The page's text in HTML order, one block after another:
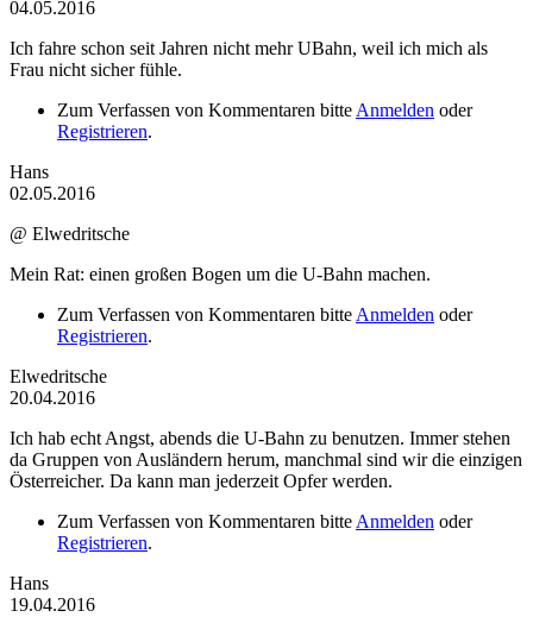
04.05.2016
Ich fahre schon seit Jahren nicht mehr UBahn, weil ich mich als
Frau nicht sicher fühle.
Zum Verfassen von Kommentaren bitte Anmelden oder
Registrieren.
Hans
02.05.2016
@ Elwedritsche
Mein Rat: einen großen Bogen um die U-Bahn machen.
Zum Verfassen von Kommentaren bitte Anmelden oder
Registrieren.
Elwedritsche
20.04.2016
Ich hab echt Angst, abends die U-Bahn zu benutzen. Immer stehen
da Gruppen von Ausländern herum, manchmal sind wir die einzigen
Österreicher. Da kann man jederzeit Opfer werden.
Zum Verfassen von Kommentaren bitte Anmelden oder
Registrieren.
Hans
19.04.2016